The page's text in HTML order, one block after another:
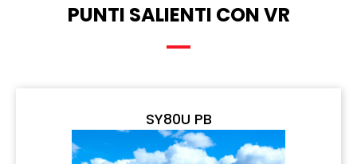
PUNTI SALIENTI CON VR
SY80U PB